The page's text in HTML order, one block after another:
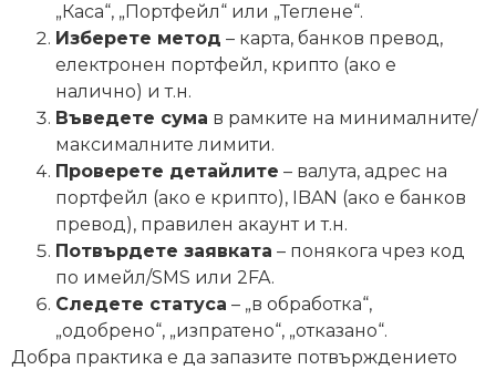
„Каса“, „Портфейл“ или „Теглене“.
Изберете метод – карта, банков превод,
електронен портфейл, крипто (ако е
налично) и т.н.
Въведете сума в рамките на минималните/
максималните лимити.
Проверете детайлите – валута, адрес на
портфейл (ако е крипто), IBAN (ако е банков
превод), правилен акаунт и т.н.
Потвърдете заявката – понякога чрез код
по имейл/SMS или 2FA.
Следете статуса – „в обработка“,
„одобрено“, „изпратено“, „отказано“.
Добра практика е да запазите потвърждението